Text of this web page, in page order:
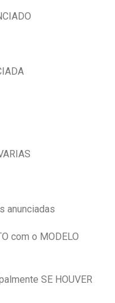
anunciadas
com o MODELO
SE HOUVER